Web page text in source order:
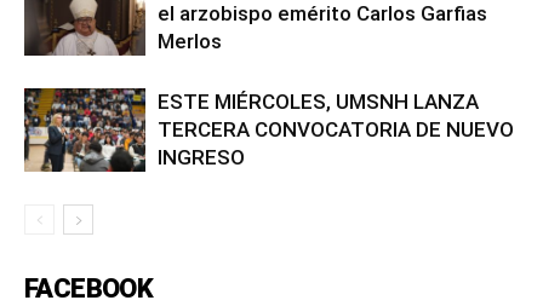
el arzobispo emérito Carlos Garfias
Merlos
ESTE MIÉRCOLES, UMSNH LANZA
TERCERA CONVOCATORIA DE NUEVO
INGRESO
FACEBOOK